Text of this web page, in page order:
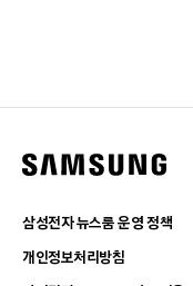
삼성전자 뉴스룸 운영 정책
개인정보처리방침